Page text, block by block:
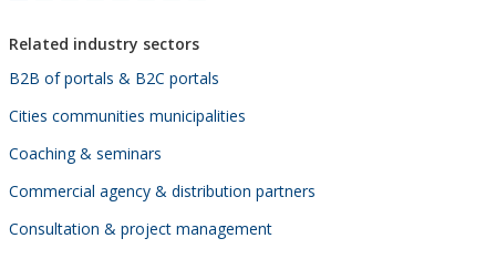
Related industry sectors
B2B of portals & B2C portals
Cities communities municipalities
Coaching & seminars
Commercial agency & distribution partners
Consultation & project management